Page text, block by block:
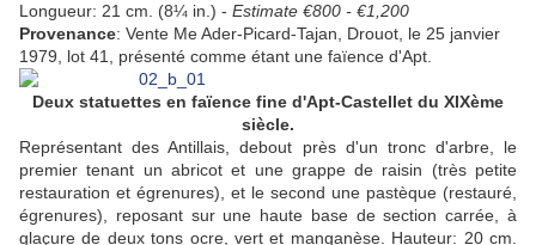
Longueur: 21 cm. (8¼ in.) - Estimate €800 - €1,200
Provenance: Vente Me Ader-Picard-Tajan, Drouot, le 25 janvier
1979, lot 41, présenté comme étant une faïence d'Apt.
Deux statuettes en faïence fine d'Apt-Castellet du XIXème
siècle.
Représentant des Antillais, debout près d'un tronc d'arbre, le
premier tenant un abricot et une grappe de raisin (très petite
restauration et égrenures), et le second une pastèque (restauré,
égrenures), reposant sur une haute base de section carrée, à
glaçure de deux tons ocre, vert et manganèse. Hauteur: 20 cm.